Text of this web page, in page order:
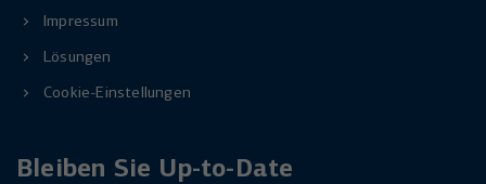
Impressum
Lösungen
Cookie-Einstellungen
Bleiben Sie Up-to-Date